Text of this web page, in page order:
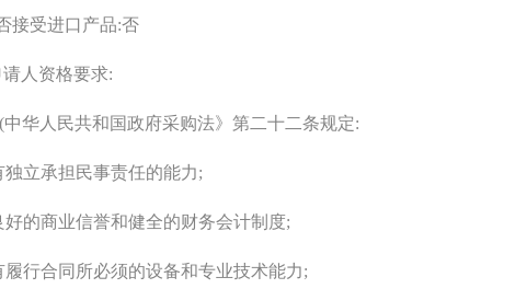
接受进口产品:否
请人资格要求:
中华人民共和国政府采购法》第二十二条规定:
独立承担民事责任的能力;
好的商业信誉和健全的财务会计制度;
履行合同所必须的设备和专业技术能力;